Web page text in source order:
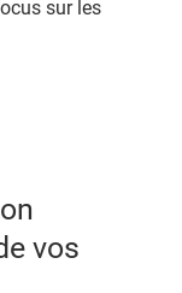
sur les
vos